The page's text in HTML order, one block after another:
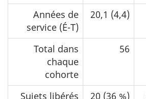
Années de
service (É-T)
20,1 (4,4)
Total dans
chaque
cohorte
56
Sujets libérés
20 (36 %)